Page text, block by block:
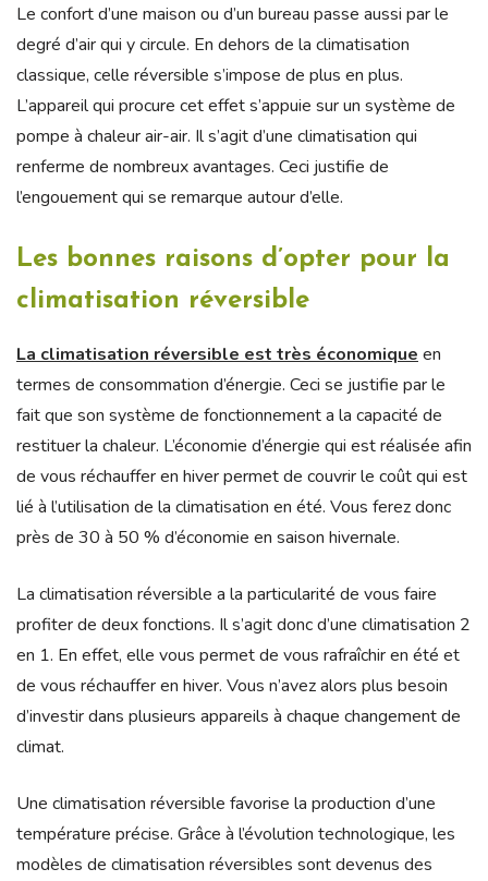
Le confort d’une maison ou d’un bureau passe aussi par le
degré d’air qui y circule. En dehors de la climatisation
classique, celle réversible s’impose de plus en plus.
L’appareil qui procure cet effet s’appuie sur un système de
pompe à chaleur air-air. Il s’agit d’une climatisation qui
renferme de nombreux avantages. Ceci justifie de
l’engouement qui se remarque autour d’elle.
Les bonnes raisons d’opter pour la
climatisation réversible
La climatisation réversible est très économique en
termes de consommation d’énergie. Ceci se justifie par le
fait que son système de fonctionnement a la capacité de
restituer la chaleur. L’économie d’énergie qui est réalisée afin
de vous réchauffer en hiver permet de couvrir le coût qui est
lié à l’utilisation de la climatisation en été. Vous ferez donc
près de 30 à 50 % d’économie en saison hivernale.
La climatisation réversible a la particularité de vous faire
profiter de deux fonctions. Il s’agit donc d’une climatisation 2
en 1. En effet, elle vous permet de vous rafraîchir en été et
de vous réchauffer en hiver. Vous n’avez alors plus besoin
d’investir dans plusieurs appareils à chaque changement de
climat.
Une climatisation réversible favorise la production d’une
température précise. Grâce à l’évolution technologique, les
modèles de climatisation réversibles sont devenus des